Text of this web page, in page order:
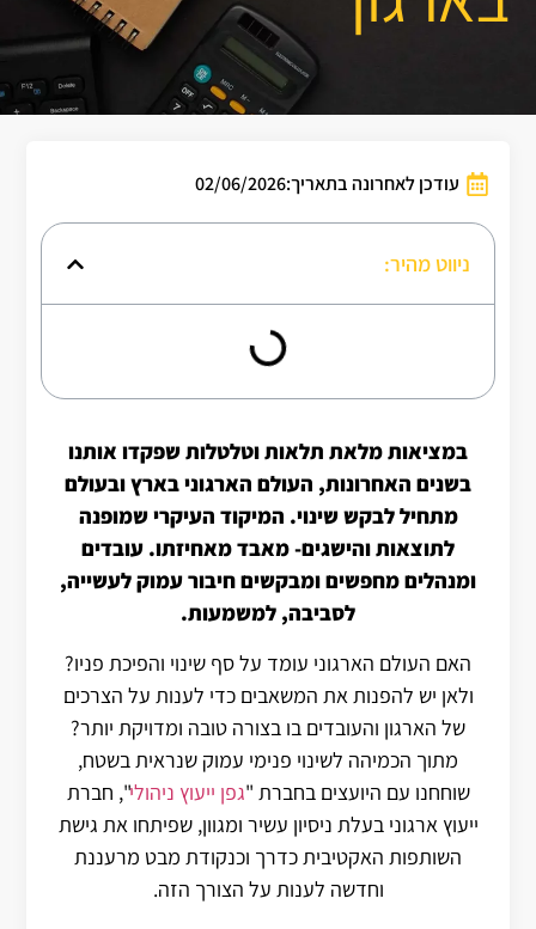
עודכן לאחרונה בתאריך:02/06/2026
ניווט מהיר:
במציאות מלאת תלאות וטלטלות שפקדו אותנו
בשנים האחרונות, העולם הארגוני בארץ ובעולם
מתחיל לבקש שינוי. המיקוד העיקרי שמופנה
לתוצאות והישגים- מאבד מאחיזתו. עובדים
ומנהלים מחפשים ומבקשים חיבור עמוק לעשייה,
לסביבה, למשמעות.
האם העולם הארגוני עומד על סף שינוי והפיכת פניו?
ולאן יש להפנות את המשאבים כדי לענות על הצרכים
של הארגון והעובדים בו בצורה טובה ומדויקת יותר?
מתוך הכמיהה לשינוי פנימי עמוק שנראית בשטח,
שוחחנו עם היועצים בחברת "גפן ייעוץ ניהולי", חברת
ייעוץ ארגוני בעלת ניסיון עשיר ומגוון, שפיתחו את גישת
השותפות האקטיבית כדרך וכנקודת מבט מרעננת
וחדשה לענות על הצורך הזה.